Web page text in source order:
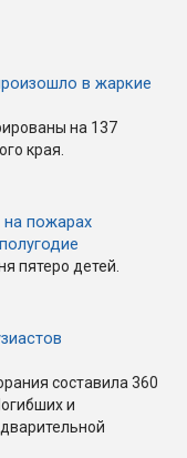
в жаркие
на 137
края.
на пожарах
пятеро детей.
составила 360
и